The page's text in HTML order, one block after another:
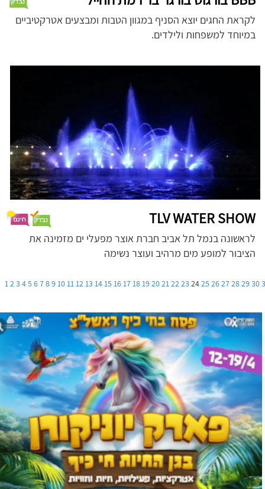
לקראת החגים יוצא הסניף במגוון הטבות ומבצעים אטרקטיביים
במיוחד למשפחות ולילדים.
TLV WATER SHOW
לראשונה בנמל תל אביב חברת אוצר מפעלי ים מזמינה את
הציבור למופע מים מרהיב ועוצר נשימה
123456789101112131415161718192021222324252627282930